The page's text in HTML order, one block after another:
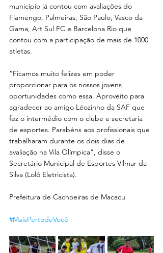
município já contou com avaliações do
Flamengo, Palmeiras, São Paulo, Vasco da
Gama, Art Sul FC e Barcelona Rio que
contou com a participação de mais de 1000
atletas.
“Ficamos muito felizes em poder
proporcionar para os nossos jovens
oportunidades como essa. Aproveito para
agradecer ao amigo Léozinho da SAF que
fez o intermédio com o clube e secretaria
de esportes. Parabéns aos profissionais que
trabalharam durante os dois dias de
avaliação na Vila Olímpica”, disse o
Secretário Municipal de Esportes Vilmar da
Silva (Lolô Eletricista).
Prefeitura de Cachoeiras de Macacu
#MaisPertodeVocê